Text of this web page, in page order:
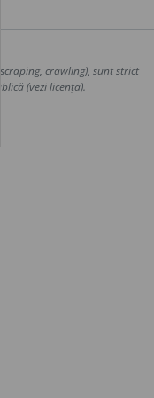
crawling), sunt strict
(vezi licența).